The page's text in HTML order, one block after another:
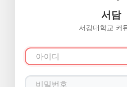
서담
서강대학교 커